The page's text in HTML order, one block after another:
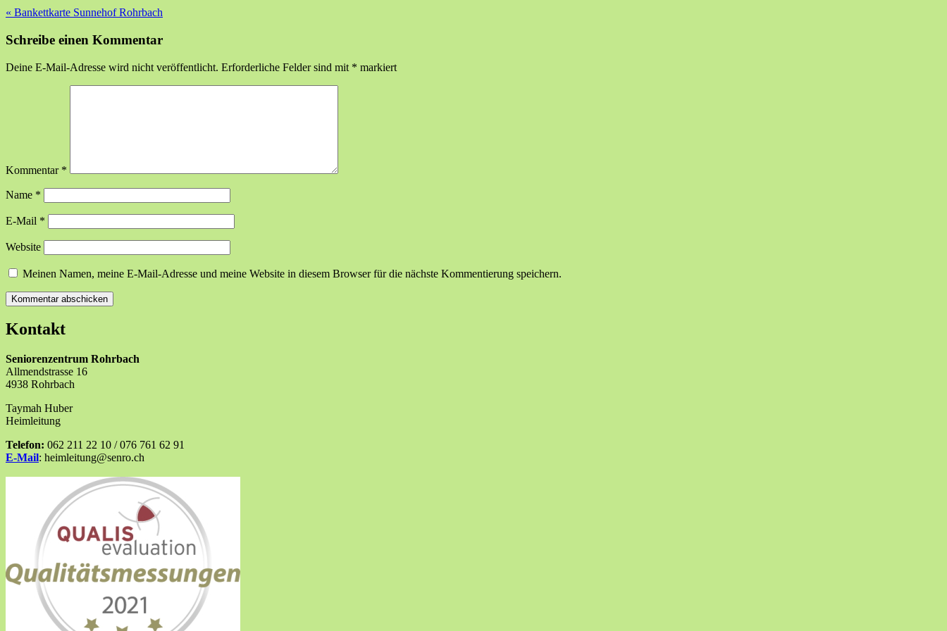
« Bankettkarte Sunnehof Rohrbach
Schreibe einen Kommentar
Deine E-Mail-Adresse wird nicht veröffentlicht. Erforderliche Felder sind mit * markiert
Kommentar *
Name *
E-Mail *
Website
Meinen Namen, meine E-Mail-Adresse und meine Website in diesem Browser für die nächste Kommentierung speichern.
Kontakt
Seniorenzentrum Rohrbach
Allmendstrasse 16
4938 Rohrbach
Taymah Huber
Heimleitung
Telefon: 062 211 22 10 / 076 761 62 91
E-Mail: heimleitung@senro.ch